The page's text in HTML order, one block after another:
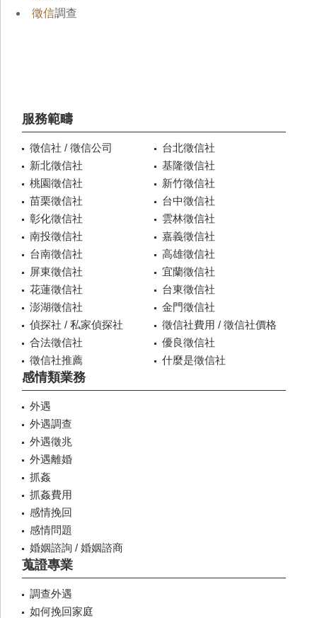
徵信調查
服務範疇
徵信社 / 徵信公司
台北徵信社
新北徵信社
基隆徵信社
桃園徵信社
新竹徵信社
苗栗徵信社
台中徵信社
彰化徵信社
雲林徵信社
南投徵信社
嘉義徵信社
台南徵信社
高雄徵信社
屏東徵信社
宜蘭徵信社
花蓮徵信社
台東徵信社
澎湖徵信社
金門徵信社
偵探社 / 私家偵探社
徵信社費用 / 徵信社價格
合法徵信社
優良徵信社
徵信社推薦
什麼是徵信社
感情類業務
外遇
外遇調查
外遇徵兆
外遇離婚
抓姦
抓姦費用
感情挽回
感情問題
婚姻諮詢 / 婚姻諮商
蒐證專業
調查外遇
如何挽回家庭